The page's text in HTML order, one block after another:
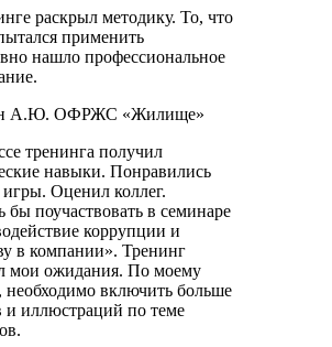
раскрыл методику. То, что
применить
нашло профессиональное
А.Ю. ОФРЖС «Жилище»
тренинга получил
навыки. Понравились
Оценил коллег.
бы поучаствовать в семинаре
коррупции и
в компании». Тренинг
мои ожидания. По моему
включить больше
и иллюстраций по теме